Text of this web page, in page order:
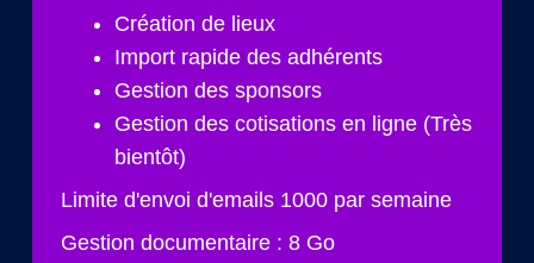
Création de lieux
Import rapide des adhérents
Gestion des sponsors
Gestion des cotisations en ligne (Très
bientôt)
Limite d'envoi d'emails 1000 par semaine
Gestion documentaire : 8 Go